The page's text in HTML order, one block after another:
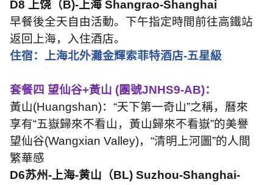
D8 上饶（B)-上海 Shangrao-Shanghai
早餐後全天自由活動。下午指定時間前往高鐵站
返回上海，入住酒店。
住宿：上海北外灘金輝索菲特酒店-五星級
套餐四 望仙谷+黃山 (團號JNHS9-AB)：
黃山(Huangshan)： “天下第一奇山”之稱，曆來
享有“五嶽歸來不看山，黃山歸來不看嶽”的美譽
望仙谷(Wangxian Valley)， “清明上河圖”的人間
繁華感
D6苏州-上海-黄山（BL) Suzhou-Shanghai-